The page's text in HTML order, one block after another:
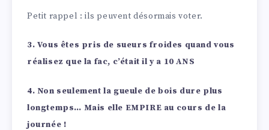
Petit rappel : ils peuvent désormais voter.
3. Vous êtes pris de sueurs froides quand vous
réalisez que la fac, c’était il y a 10 ANS
4. Non seulement la gueule de bois dure plus
longtemps… Mais elle EMPIRE au cours de la
journée !